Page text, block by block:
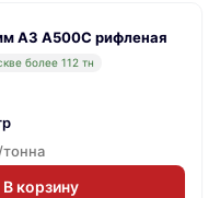
А3 А500С рифленая
более 112 тн
В корзину